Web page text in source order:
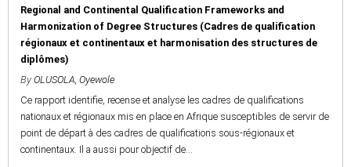
Regional and Continental Qualification Frameworks and
Harmonization of Degree Structures (Cadres de qualification
régionaux et continentaux et harmonisation des structures de
diplômes)
By OLUSOLA, Oyewole
Ce rapport identifie, recense et analyse les cadres de qualifications
nationaux et régionaux mis en place en Afrique susceptibles de servir de
point de départ à des cadres de qualifications sous-régionaux et
continentaux. Il a aussi pour objectif de...